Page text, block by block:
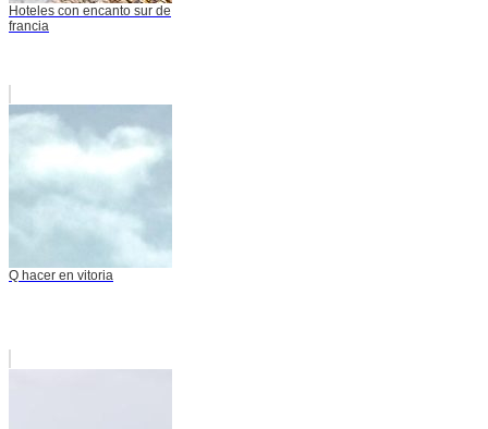
Hoteles con encanto sur de
francia
Q hacer en vitoria